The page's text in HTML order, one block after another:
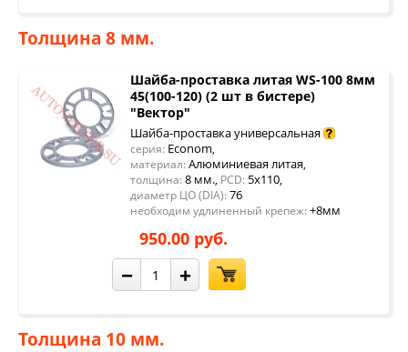
Толщина 8 мм.
Шайба-проставка литая WS-100 8мм
45(100-120) (2 шт в бистере)
"Вектор"
Шайба-проставка универсальная
серия: Econom,
материал: Алюминиевая литая,
толщина: 8 мм., PCD: 5x110,
диаметр ЦО (DIA): 76
необходим удлиненный крепеж: +8мм
950.00 руб.
− +
Толщина 10 мм.